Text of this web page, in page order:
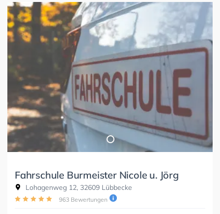
Fahrschule Burmeister Nicole u. Jörg
Lohagenweg 12, 32609 Lübbecke
963 Bewertungen